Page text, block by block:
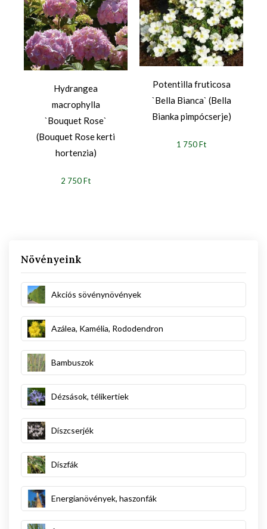
Növényeink
Akciós sövénynövények
Azálea, Kamélia, Rododendron
Bambuszok
Dézsások, télikertiek
Díszcserjék
Díszfák
Energianövények, haszonfák
Hydrangea
macrophylla
`Bouquet Rose`
(Bouquet Rose kerti
hortenzia)
2 750 Ft
Potentilla fruticosa
`Bella Bianca` (Bella
Bianka pimpócserje)
1 750 Ft